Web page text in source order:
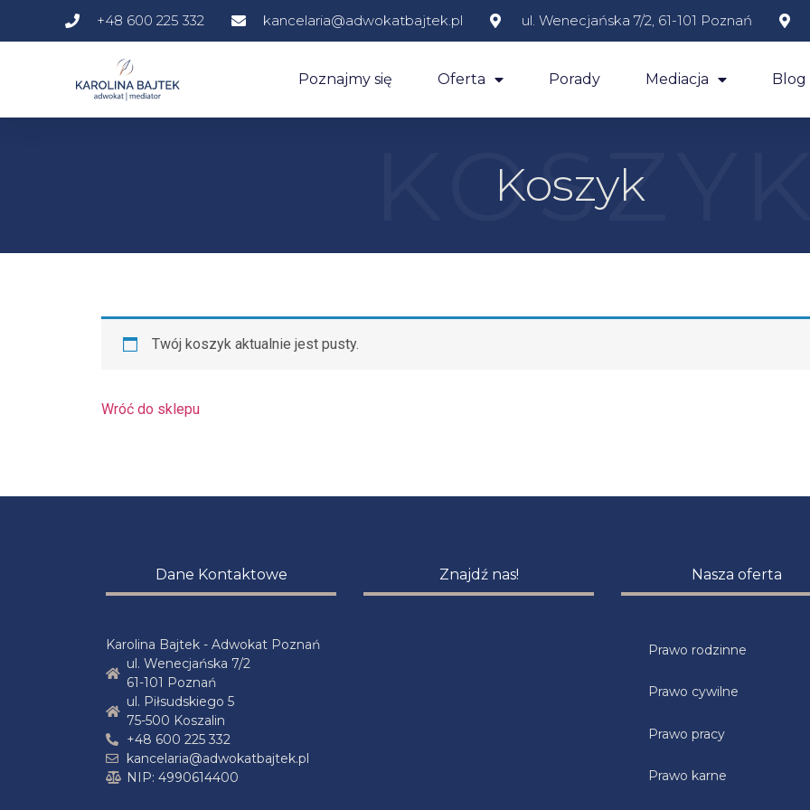
+48 600 225 332 kancelaria@adwokatbajtek.pl ul. Wenecjańska 7/2, 61-101 Poznań
Poznajmy się Oferta Porady Mediacja Blog
KOSZYK
Koszyk
Twój koszyk aktualnie jest pusty.
Wróć do sklepu
Dane Kontaktowe
Karolina Bajtek - Adwokat Poznań
ul. Wenecjańska 7/2
61-101 Poznań
ul. Piłsudskiego 5
75-500 Koszalin
+48 600 225 332
kancelaria@adwokatbajtek.pl
NIP: 4990614400
Znajdź nas! Nasza oferta
Prawo rodzinne
Prawo cywilne
Prawo pracy
Prawo karne